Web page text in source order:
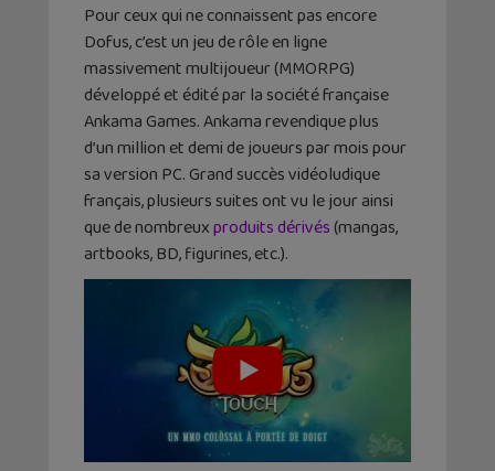
Pour ceux qui ne connaissent pas encore
Dofus, c’est un jeu de rôle en ligne
massivement multijoueur (MMORPG)
développé et édité par la société française
Ankama Games. Ankama revendique plus
d’un million et demi de joueurs par mois pour
sa version PC. Grand succès vidéoludique
français, plusieurs suites ont vu le jour ainsi
que de nombreuxproduits dérivés(mangas,
artbooks, BD, figurines, etc.).